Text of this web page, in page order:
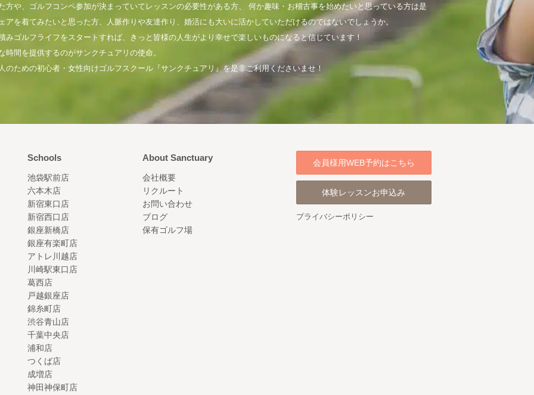
方や、ゴルフコンペ参加が決まっていてレッスンの必要性がある方、 何か趣味・お稽古事を始めたいと思っている方は是
を着てみたいと思った方、人脈作りや友達作り、婚活にも大いに活かしていただけるのではないでしょうか。
ゴルフライフをスタートすれば、きっと皆様の人生がより幸せで楽しいものになると信じています！
間を提供するのがサンクチュアリの使命。
ための初心者・女性向けゴルフスクール『サンクチュアリ』を是非ご利用くださいませ！
Schools
池袋駅前店
六本木店
新宿東口店
新宿西口店
銀座新橋店
銀座有楽町店
アトレ川越店
川崎駅東口店
葛西店
戸越銀座店
錦糸町店
渋谷青山店
千葉中央店
浦和店
つくば店
成増店
神田神保町店
About Sanctuary
会社概要
リクルート
お問い合わせ
ブログ
保有ゴルフ場
会員様用WEB予約はこちら
体験レッスンお申込み
プライバシーポリシー